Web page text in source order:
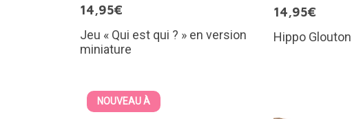
14,95€
Jeu « Qui est qui ? » en version
miniature
14,95€
Hippo
NOUVEAU À